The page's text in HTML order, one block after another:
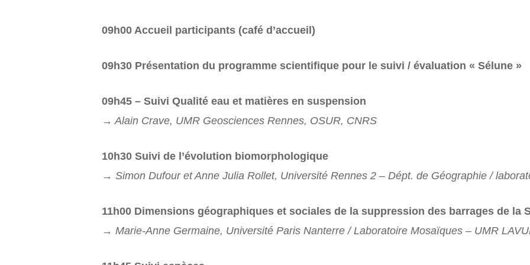
09h00 Accueil participants (café d’accueil)
09h30 Présentation du programme scientifique pour le suivi / évaluation « Sélune »
09h45 – Suivi Qualité eau et matières en suspension
→ Alain Crave, UMR Geosciences Rennes, OSUR, CNRS
10h30 Suivi de l’évolution biomorphologique
→ Simon Dufour et Anne Julia Rollet, Université Rennes 2 – Dépt. de Géographie /
11h00 Dimensions géographiques et sociales de la suppression des barrages de la
→ Marie-Anne Germaine, Université Paris Nanterre / Laboratoire Mosaïques – UMR